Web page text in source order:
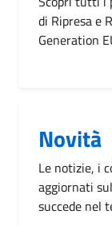
di Ripresa e
Generation
Novità
Le notizie, i
aggiornati
succede nel